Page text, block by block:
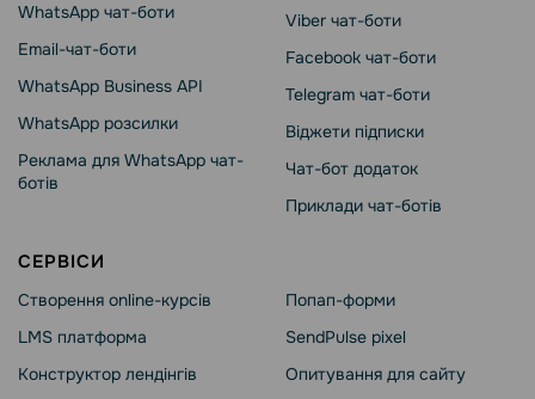
WhatsApp чат-боти
Email-чат-боти
WhatsApp Business API
WhatsApp розсилки
Реклама для WhatsApp чат-
ботів
Viber чат-боти
Facebook чат-боти
Telegram чат-боти
Віджети підписки
Чат-бот додаток
Приклади чат-ботів
СЕРВІСИ
Створення online-курсів
LMS платформа
Конструктор лендінгів
Попап-форми
SendPulse pixel
Опитування для сайту